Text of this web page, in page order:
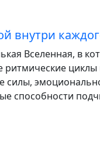
внутри
Вселенная, в
ритмические циклы
силы,
способности